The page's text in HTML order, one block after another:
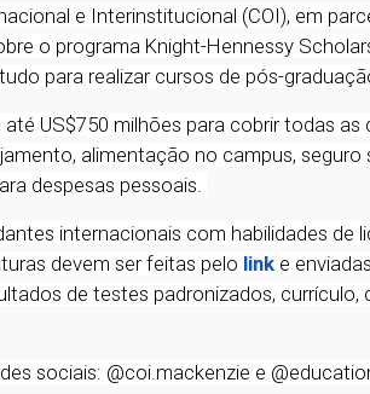
e Interinstitucional (COI), em
o programa Knight-Hennessy
para realizar cursos de pós-
US$750 milhões para cobrir todas
alimentação no campus, seguro
despesas pessoais.
internacionais com habilidades de
devem ser feitas pelo link e
de testes padronizados, currículo,
sociais: @coi.mackenzie e